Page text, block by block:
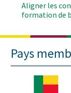
Aligner les
formation de
Pays